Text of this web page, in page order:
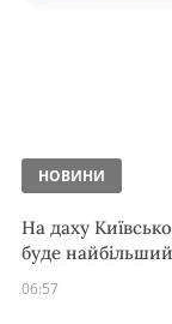
НОВИНИ
На даху
буде
06:57